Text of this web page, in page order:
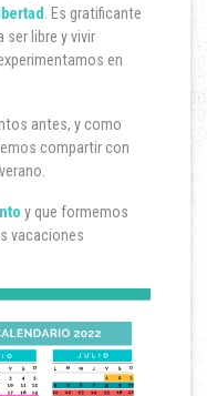
. Es gratificante
libre y vivir
en
antes, y como
compartir con
y que formemos
vacaciones